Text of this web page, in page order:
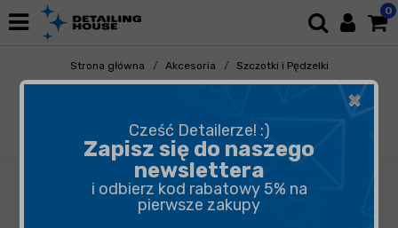
0
Strona główna Akcesoria
Szczotki i Pędzelki
Do Elementów Zewnętrznych
wnętrza i skóry
×
Cześć Detailerze! :)
Zapisz się do naszego
newslettera
i odbierz kod rabatowy 5% na
pierwsze zakupy